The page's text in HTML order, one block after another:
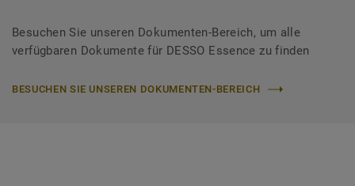
Besuchen Sie unseren Dokumenten-Bereich, um alle
verfügbaren Dokumente für DESSO Essence zu finden
BESUCHEN SIE UNSEREN DOKUMENTEN-BEREICH